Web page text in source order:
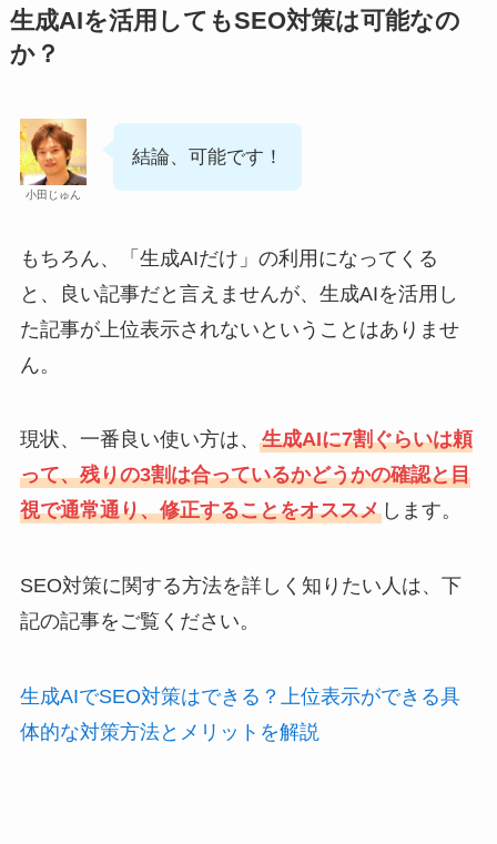
生成AIを活用してもSEO対策は可能なの
か？
小田じゅん
結論、可能です！
もちろん、「生成AIだけ」の利用になってくる
と、良い記事だと言えませんが、生成AIを活用し
た記事が上位表示されないということはありませ
ん。
現状、一番良い使い方は、 生成AIに7割ぐらいは頼
って、残りの3割は合っているかどうかの確認と目
視で通常通り、修正することをオススメします。
SEO対策に関する方法を詳しく知りたい人は、下
記の記事をご覧ください。
生成AIでSEO対策はできる？上位表示ができる具
体的な対策方法とメリットを解説